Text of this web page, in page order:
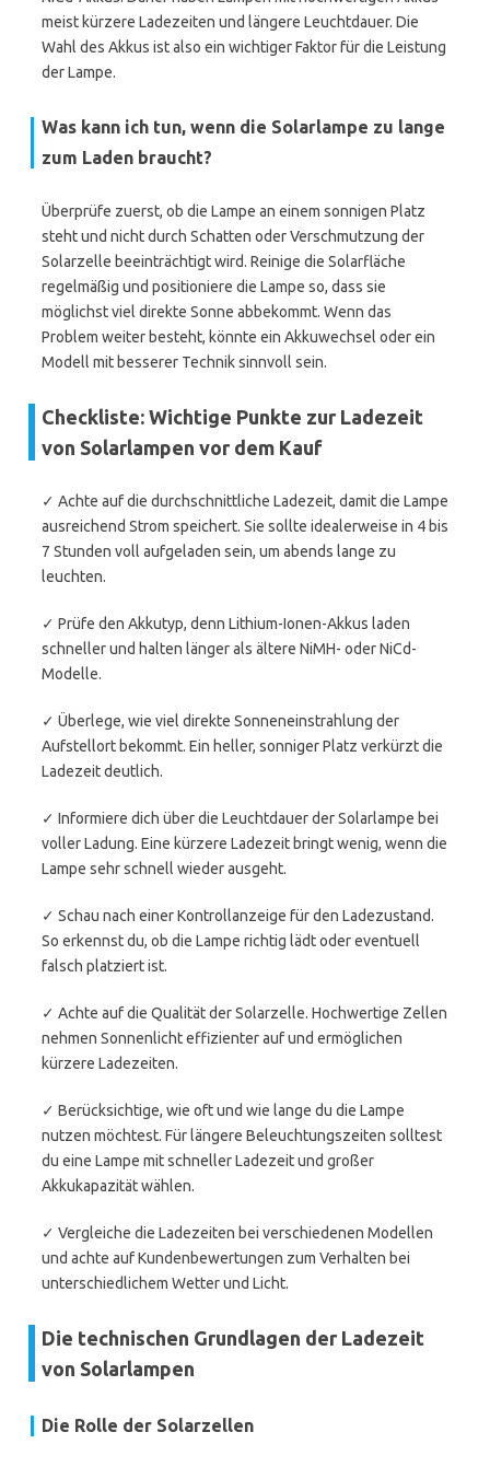
meist kürzere Ladezeiten und längere Leuchtdauer. Die
Wahl des Akkus ist also ein wichtiger Faktor für die Leistung
der Lampe.
Was kann ich tun, wenn die Solarlampe zu lange
zum Laden braucht?
Überprüfe zuerst, ob die Lampe an einem sonnigen Platz
steht und nicht durch Schatten oder Verschmutzung der
Solarzelle beeinträchtigt wird. Reinige die Solarfläche
regelmäßig und positioniere die Lampe so, dass sie
möglichst viel direkte Sonne abbekommt. Wenn das
Problem weiter besteht, könnte ein Akkuwechsel oder ein
Modell mit besserer Technik sinnvoll sein.
Checkliste: Wichtige Punkte zur Ladezeit
von Solarlampen vor dem Kauf
✓ Achte auf die durchschnittliche Ladezeit, damit die Lampe
ausreichend Strom speichert. Sie sollte idealerweise in 4 bis
7 Stunden voll aufgeladen sein, um abends lange zu
leuchten.
✓ Prüfe den Akkutyp, denn Lithium-Ionen-Akkus laden
schneller und halten länger als ältere NiMH- oder NiCd-
Modelle.
✓ Überlege, wie viel direkte Sonneneinstrahlung der
Aufstellort bekommt. Ein heller, sonniger Platz verkürzt die
Ladezeit deutlich.
✓ Informiere dich über die Leuchtdauer der Solarlampe bei
voller Ladung. Eine kürzere Ladezeit bringt wenig, wenn die
Lampe sehr schnell wieder ausgeht.
✓ Schau nach einer Kontrollanzeige für den Ladezustand.
So erkennst du, ob die Lampe richtig lädt oder eventuell
falsch platziert ist.
✓ Achte auf die Qualität der Solarzelle. Hochwertige Zellen
nehmen Sonnenlicht effizienter auf und ermöglichen
kürzere Ladezeiten.
✓ Berücksichtige, wie oft und wie lange du die Lampe
nutzen möchtest. Für längere Beleuchtungszeiten solltest
du eine Lampe mit schneller Ladezeit und großer
Akkukapazität wählen.
✓ Vergleiche die Ladezeiten bei verschiedenen Modellen
und achte auf Kundenbewertungen zum Verhalten bei
unterschiedlichem Wetter und Licht.
Die technischen Grundlagen der Ladezeit
von Solarlampen
Die Rolle der Solarzellen